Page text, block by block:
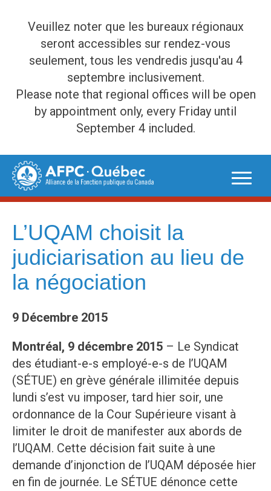
Veuillez noter que les bureaux régionaux
seront accessibles sur rendez-vous
seulement, tous les vendredis jusqu'au 4
septembre inclusivement.
Please note that regional offices will be open
by appointment only, every Friday until
September 4 included.
Skip
content
L’UQAM choisit la
judiciarisation au lieu de
la négociation
9 Décembre 2015
Montréal, 9 décembre 2015 – Le Syndicat
des étudiant-e-s employé-e-s de l’UQAM
(SÉTUE) en grève générale illimitée depuis
lundi s’est vu imposer, tard hier soir, une
ordonnance de la Cour Supérieure visant à
limiter le droit de manifester aux abords de
l’UQAM. Cette décision fait suite à une
demande d’injonction de l’UQAM déposée hier
en fin de journée. Le SÉTUE dénonce cette